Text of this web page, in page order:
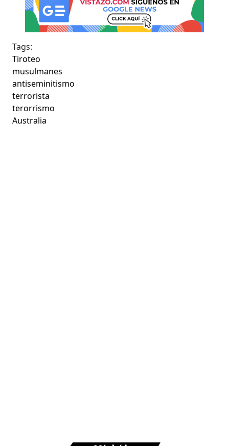
Tags:
Tiroteo
musulmanes
antiseminitismo
terrorista
terorrismo
Australia